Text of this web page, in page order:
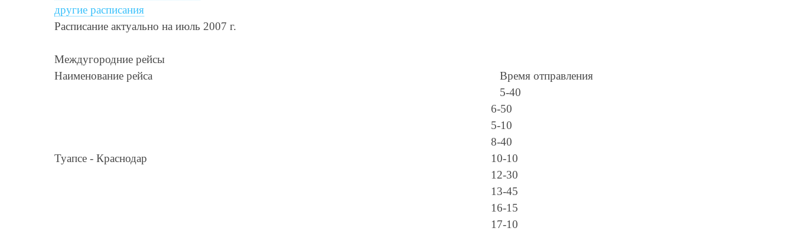
другие расписания
Расписание актуально на июль 2007 г.
Междугородние рейсы
Наименование рейса
Время отправления
Туапсе - Краснодар
5-40
6-50
5-10
8-40
10-10
12-30
13-45
16-15
17-10